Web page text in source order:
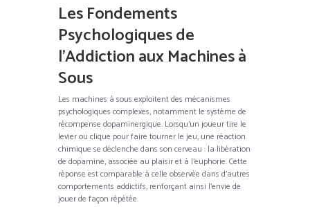
Les Fondements
Psychologiques de
l’Addiction aux Machines à
Sous
Les machines à sous exploitent des mécanismes
psychologiques complexes, notamment le système de
récompense dopaminergique. Lorsqu’un joueur tire le
levier ou clique pour faire tourner le jeu, une réaction
chimique se déclenche dans son cerveau : la libération
de dopamine, associée au plaisir et à l’euphorie. Cette
réponse est comparable à celle observée dans d’autres
comportements addictifs, renforçant ainsi l’envie de
jouer de façon répétée.